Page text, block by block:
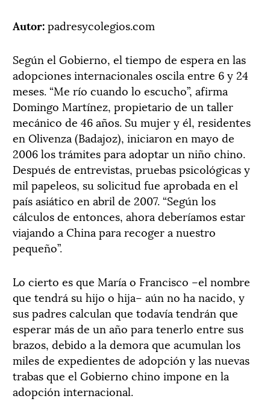
Autor:padresycolegios.com
Según el Gobierno, el tiempo de espera en las
adopciones internacionales oscila entre 6 y 24
meses. “Me río cuando lo escucho”, afirma
Domingo Martínez, propietario de un taller
mecánico de 46 años. Su mujer y él, residentes
en Olivenza (Badajoz), iniciaron en mayo de
2006 los trámites para adoptar un niño chino.
Después de entrevistas, pruebas psicológicas y
mil papeleos, su solicitud fue aprobada en el
país asiático en abril de 2007. “Según los
cálculos de entonces, ahora deberíamos estar
viajando a China para recoger a nuestro
pequeño”.
Lo cierto es que María o Francisco –el nombre
que tendrá su hijo o hija– aún no ha nacido, y
sus padres calculan que todavía tendrán que
esperar más de un año para tenerlo entre sus
brazos, debido a la demora que acumulan los
miles de expedientes de adopción y las nuevas
trabas que el Gobierno chino impone en la
adopción internacional.